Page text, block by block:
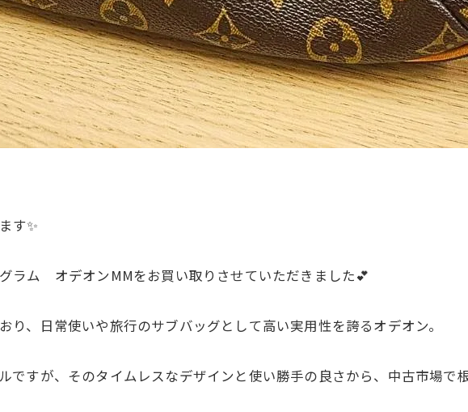
す✨
ラム オデオンMMをお買い取りさせていただきました💕
り、日常使いや旅行のサブバッグとして高い実用性を誇るオデオン。
ですが、そのタイムレスなデザインと使い勝手の良さから、中古市場で